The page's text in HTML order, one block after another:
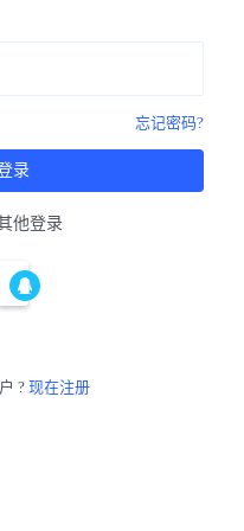
忘记密码?
录
他登录
? 现在注册